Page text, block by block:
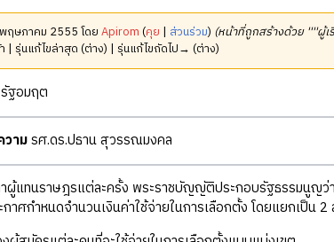
ฤษภาคม 2555 โดยApirom (คุย | ส่วนร่วม) (หน้าที่ถูกสร้างด้วย ''''ผู้
| รุ่นแก้ไขล่าสุด (ต่าง) | รุ่นแก้ไขถัดไป→ (ต่าง)
ฐอมฤต
ามรศ.ดร.ปธาน สุวรรณมงคล
ผู้แทนราษฎรแต่ละครั้ง พระราชบัญญัติประกอบรัฐธรรมนู
าศกำหนดจำนวนเงินค่าใช้จ่ายในการเลือกตั้ง โดยแยกเป็น